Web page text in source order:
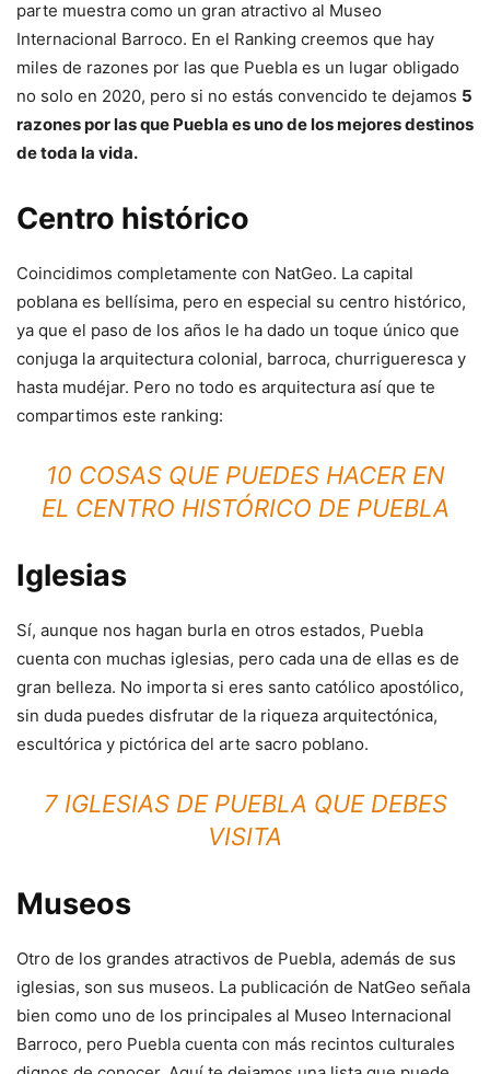
parte muestra como un gran atractivo al Museo
Internacional Barroco. En el Ranking creemos que hay
miles de razones por las que Puebla es un lugar obligado
no solo en 2020, pero si no estás convencido te dejamos 5
razones por las que Puebla es uno de los mejores destinos
de toda la vida.
Centro histórico
Coincidimos completamente con NatGeo. La capital
poblana es bellísima, pero en especial su centro histórico,
ya que el paso de los años le ha dado un toque único que
conjuga la arquitectura colonial, barroca, churrigueresca y
hasta mudéjar. Pero no todo es arquitectura así que te
compartimos este ranking:
10 COSAS QUE PUEDES HACER EN
EL CENTRO HISTÓRICO DE PUEBLA
Iglesias
Sí, aunque nos hagan burla en otros estados, Puebla
cuenta con muchas iglesias, pero cada una de ellas es de
gran belleza. No importa si eres santo católico apostólico,
sin duda puedes disfrutar de la riqueza arquitectónica,
escultórica y pictórica del arte sacro poblano.
7 IGLESIAS DE PUEBLA QUE DEBES
VISITA
Museos
Otro de los grandes atractivos de Puebla, además de sus
iglesias, son sus museos. La publicación de NatGeo señala
bien como uno de los principales al Museo Internacional
Barroco, pero Puebla cuenta con más recintos culturales